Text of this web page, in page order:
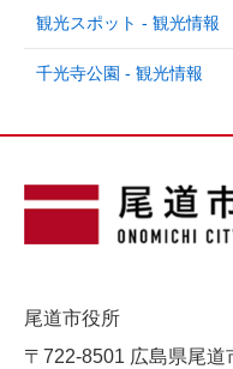
観光スポット - 観光情報
千光寺公園 - 観光情報
尾道市役所
〒722-8501 広島県尾道